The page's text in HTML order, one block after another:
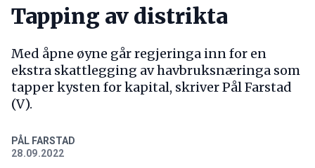
Tapping av distrikta
Med åpne øyne går regjeringa inn for en
ekstra skattlegging av havbruksnæringa som
tapper kysten for kapital, skriver Pål Farstad
(V).
PÅL FARSTAD
28.09.2022